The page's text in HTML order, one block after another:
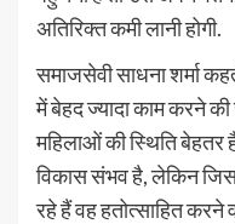
अतिरिक्त कमी लानी होगी.
समाजसेवी साधना शर्मा
में बेहद ज्यादा काम करने
महिलाओं की स्थिति
विकास संभव है, लेकिन
रहे हैं वह हतोत्साहित